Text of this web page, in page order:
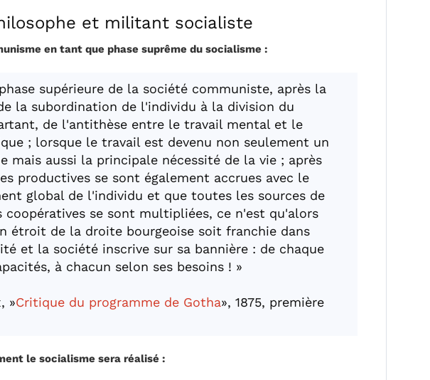
et militant socialiste
en tant que phase suprême du socialisme :
supérieure de la société communiste, après la
la subordination de l'individu à la division du
de l'antithèse entre le travail mental et le
; lorsque le travail est devenu non seulement un
mais aussi la principale nécessité de la vie ; après
productives se sont également accrues avec le
global de l'individu et que toutes les sources de
coopératives se sont multipliées, ce n'est qu'alors
étroit de la droite bourgeoise soit franchie dans
et la société inscrive sur sa bannière : de chaque
à chacun selon ses besoins ! »
»Critique du programme de Gotha», 1875, première
le socialisme sera réalisé :